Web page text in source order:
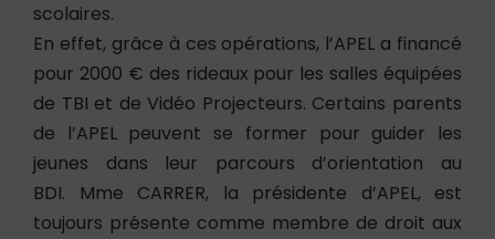
scolaires.
En effet, grâce à ces opérations, l’APEL a financé
pour 2000 € des rideaux pour les salles équipées
de TBI et de Vidéo Projecteurs. Certains parents
de l’APEL peuvent se former pour guider les
jeunes dans leur parcours d’orientation au
BDI. Mme CARRER, la présidente d’APEL, est
toujours présente comme membre de droit aux